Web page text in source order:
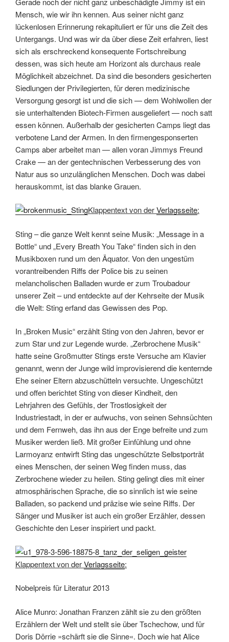
Mensch, wie wir ihn kennen. Aus seiner nicht ganz
lückenlosen Erinnerung rekapituliert er für uns die Zeit des
Untergangs. Und was wir da über diese Zeit erfahren, liest
sich als erschreckend konsequente Fortschreibung
dessen, was sich heute am Horizont als durchaus reale
Möglichkeit abzeichnet. Da sind die besonders gesicherten
Siedlungen der Privilegierten, für deren medizinische
Versorgung gesorgt ist und die sich — dem Wohlwollen der
sie unterhaltenden Biotech-Firmen ausgeliefert — noch satt
essen können. Außerhalb der gesicherten Camps liegt das
verbotene Land der Armen. In den firmengesponserten
Camps aber arbeitet man — allen voran Jimmys Freund
Crake — an der gentechnischen Verbesserung des von
Natur aus so unzulänglichen Menschen. Doch was dabei
herauskommt, ist das blanke Grauen.
Klappentext von derVerlagsseite:
Sting – die ganze Welt kennt seine Musik: „Message in a
Bottle“ und „Every Breath You Take“ finden sich in den
Musikboxen rund um den Äquator. Von den ungestüm
vorantreibenden Riffs der Police bis zu seinen
melancholischen Balladen wurde er zum Troubadour
unserer Zeit – und entdeckte auf der Kehrseite der Musik
die Welt: Sting erfand das Gewissen des Pop.
In „Broken Music“ erzählt Sting von den Jahren, bevor er
zum Star und zur Legende wurde. „Zerbrochene Musik“
hatte seine Großmutter Stings erste Versuche am Klavier
genannt, wenn der Junge wild improvisierend die kenternde
Ehe seiner Eltern abzuschütteln versuchte. Ungeschützt
und offen berichtet Sting von dieser Kindheit, den
Lehrjahren des Gefühls, der Trostlosigkeit der
Industriestadt, in der er aufwuchs, von seinen Sehnsüchten
und dem Fernweh, das ihn aus der Enge befreite und zum
Musiker werden ließ. Mit großer Einfühlung und ohne
Larmoyanz entwirft Sting das ungeschützte Selbstporträt
eines Menschen, der seinen Weg finden muss, das
Zerbrochene wieder zu heilen. Sting gelingt dies mit einer
atmosphärischen Sprache, die so sinnlich ist wie seine
Balladen, so packend und präzise wie seine Riffs. Der
Sänger und Musiker ist auch ein großer Erzähler, dessen
Geschichte den Leser inspiriert und packt.
Klappentext von derVerlagsseite:
Nobelpreis für Literatur 2013
Alice Munro: Jonathan Franzen zählt sie zu den größten
Erzählern der Welt und stellt sie über Tschechow, und für
Doris Dörrie »schärft sie die Sinne«. Doch wie hat Alice